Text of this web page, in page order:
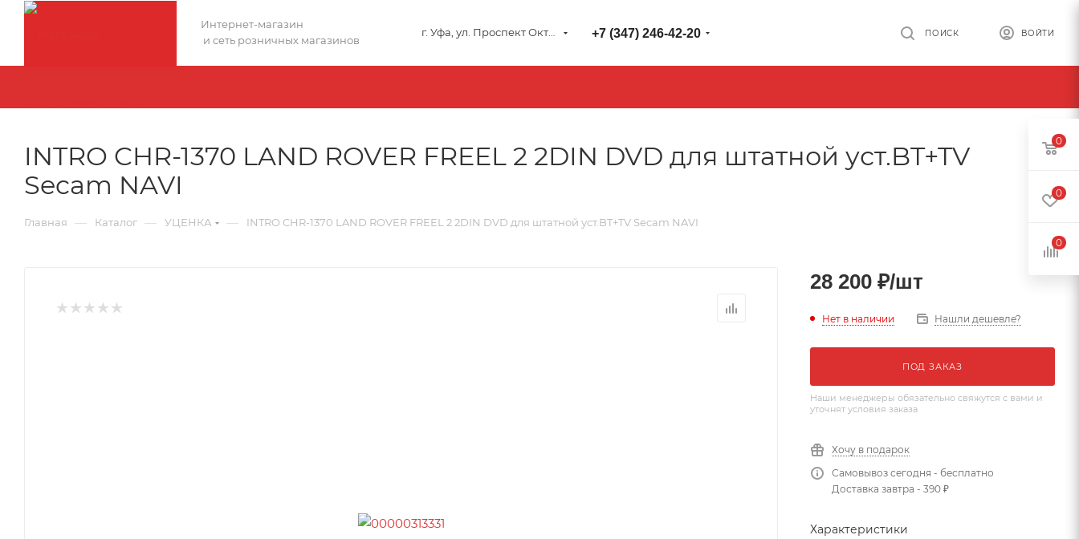
Интернет-магазин
и сеть розничных магазинов
+7 (347) 246-42-20 ВОЙТИ
ПОИСК
INTRO CHR-1370 LAND ROVER FREEL 2 2DIN DVD для штатной уст.BT+TV
Secam NAVI
Главная — Каталог — УЦЕНКА — INTRO CHR-1370 LAND ROVER FREEL 2 2DIN DVD для штатной уст.BT+TV Secam NAVI
28 200 ₽/шт
Нет в наличии Нашли дешевле?
ПОД ЗАКАЗ
Наши менеджеры обязательно свяжутся с вами и
уточнят условия заказа
Хочу в подарок
Самовывоз сегодня - бесплатно
Доставка завтра - 390 ₽
Характеристики
0
0
0